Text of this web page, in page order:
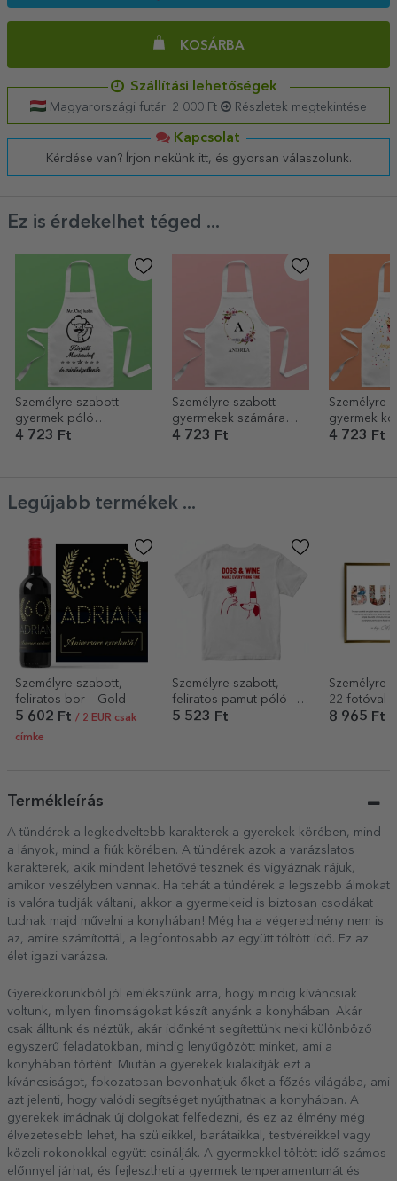
KOSÁRBA
Szállítási lehetőségek
Magyarországi futár: 2 000 Ft Részletek megtekintése
Kapcsolat
Kérdése van? Írjon nekünk itt, és gyorsan válaszolunk.
Ez is érdekelhet téged ...
Személyre szabott
gyermek póló
szöveggel - Masterchef
4 723 Ft
Személyre szabott
gyermekek számára
készült válogatás
4 723 Ft
Személyre
gyermek
szöveggel
4 723 Ft
Legújabb termékek ...
Személyre szabott,
feliratos bor – Gold
5 602 Ft / 2 EUR csak
címke
Személyre szabott,
feliratos pamut póló –
Wine
5 523 Ft
Személyre
22 fotóval
szöveggel –
8 965 Ft
Termékleírás
A tündérek a legkedveltebb karakterek a gyerekek körében, mind
a lányok, mind a fiúk körében. A tündérek azok a varázslatos
karakterek, akik mindent lehetővé tesznek és vigyáznak rájuk,
amikor veszélyben vannak. Ha tehát a tündérek a legszebb álmokat
is valóra tudják váltani, akkor a gyermekeid is biztosan csodákat
tudnak majd művelni a konyhában! Még ha a végeredmény nem is
az, amire számítottál, a legfontosabb az együtt töltött idő. Ez az
élet igazi varázsa.
Gyerekkorunkból jól emlékszünk arra, hogy mindig kíváncsiak
voltunk, milyen finomságokat készít anyánk a konyhában. Akár
csak álltunk és néztük, akár időnként segítettünk neki különböző
egyszerű feladatokban, mindig lenyűgözött minket, ami a
konyhában történt. Miután a gyerekek kialakítják ezt a
kíváncsiságot, fokozatosan bevonhatjuk őket a főzés világába, ami
azt jelenti, hogy valódi segítséget nyújthatnak a konyhában. A
gyerekek imádnak új dolgokat felfedezni, és ez az élmény még
élvezetesebb lehet, ha szüleikkel, barátaikkal, testvéreikkel vagy
közeli rokonokkal együtt csinálják. A gyermekkel töltött idő számos
előnnyel járhat, és fejlesztheti a gyermek temperamentumát és